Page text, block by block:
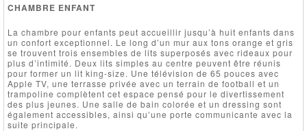
CHAMBRE ENFANT
La chambre pour enfants peut accueillir jusqu’à huit enfants dans
un confort exceptionnel. Le long d’un mur aux tons orange et gris
se trouvent trois ensembles de lits superposés avec rideaux pour
plus d’intimité. Deux lits simples au centre peuvent être réunis
pour former un lit king-size. Une télévision de 65 pouces avec
Apple TV, une terrasse privée avec un terrain de football et un
trampoline complètent cet espace pensé pour le divertissement
des plus jeunes. Une salle de bain colorée et un dressing sont
également accessibles, ainsi qu’une porte communicante avec la
suite principale.